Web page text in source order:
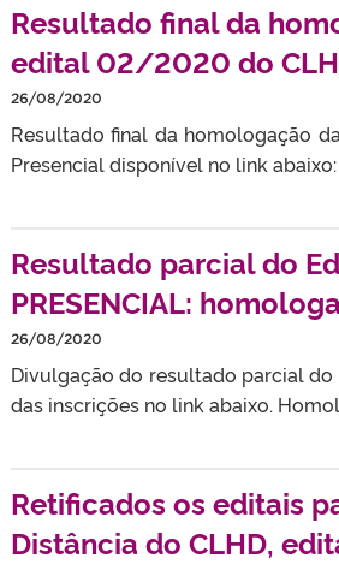
Resultado final da
edital 02/2020 do
26/08/2020
Resultado final da homologação
Presencial disponível no link
Resultado parcial do
PRESENCIAL:
26/08/2020
Divulgação do resultado parcial do
das inscrições no link abaixo.
Retificados os editais
Distância do CLHD,